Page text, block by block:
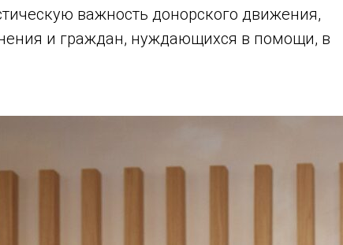
важность донорского движения,
и граждан, нуждающихся в помощи, в